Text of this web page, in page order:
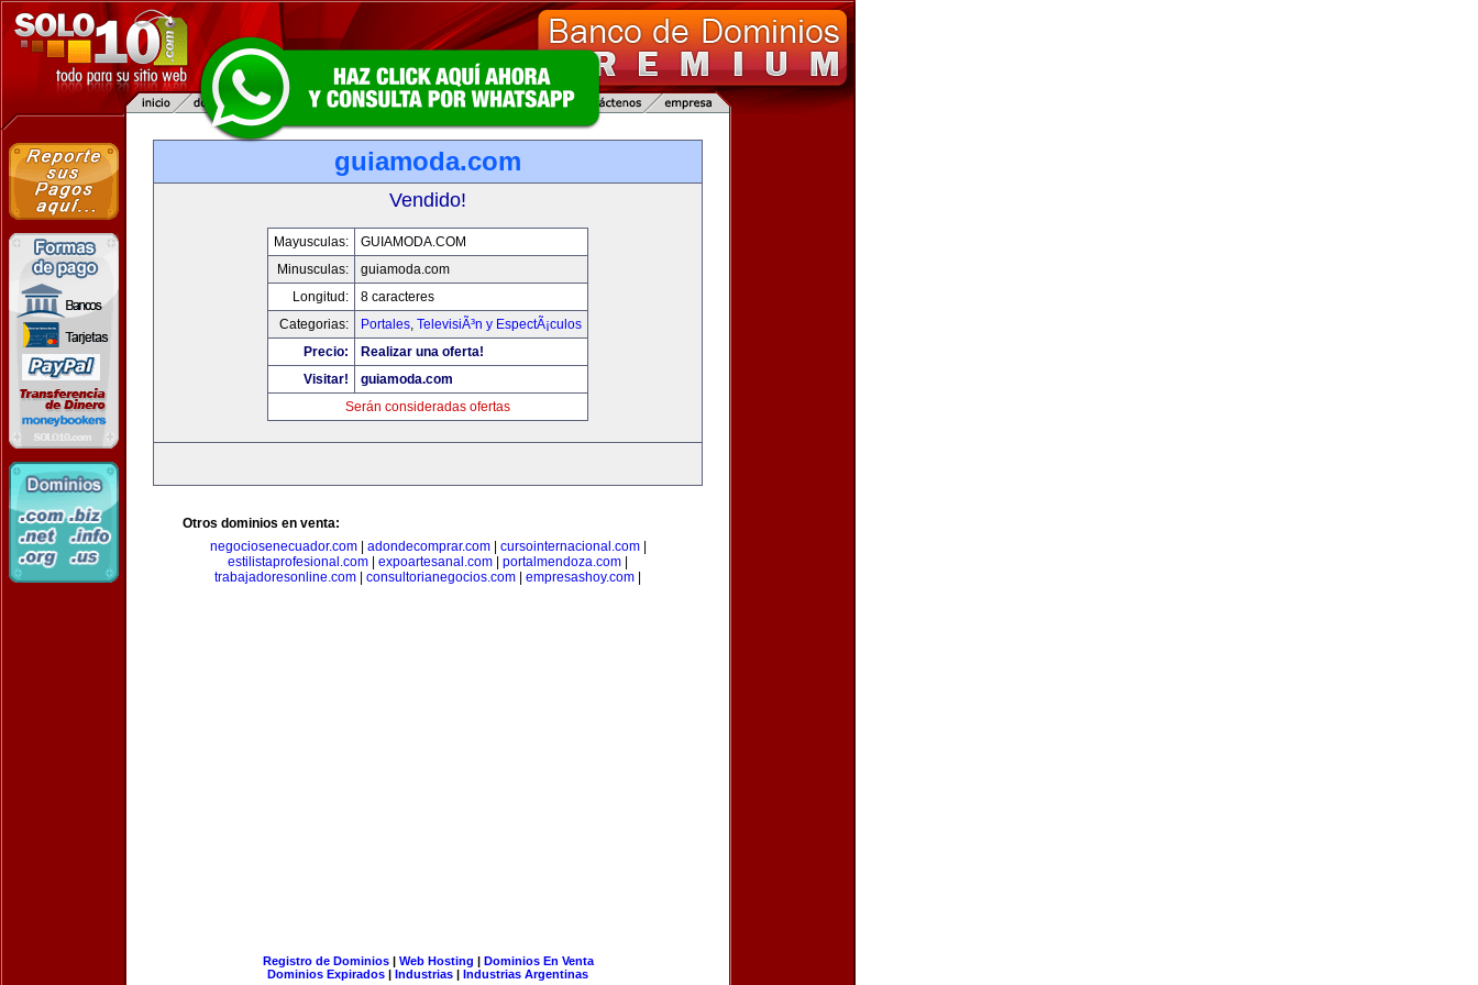
guiamoda.com
Vendido!
Mayusculas:
GUIAMODA.COM
Minusculas:
guiamoda.com
Longitud:
8 caracteres
Categorias:
Portales, TelevisiÃ³n y EspectÃ¡culos
Precio:
Realizar una oferta!
Visitar!
guiamoda.com
Serán consideradas ofertas
Otros dominios en venta:
negociosenecuador.com| adondecomprar.com| cursointernacional.com|
estilistaprofesional.com
expoartesanal.com portalmendoza.com
trabajadoresonline.com
consultorianegocios.com empresashoy.com
Registro de Dominios| Web Hosting | Dominios En Venta
Dominios Expirados | Industrias | Industrias Argentinas